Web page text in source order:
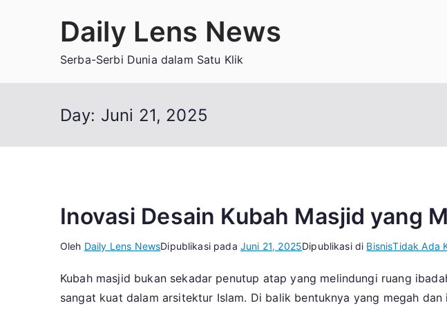
Daily Lens News
Serba-Serbi Dunia dalam Satu Klik
Day: Juni 21, 2025
Inovasi Desain Kubah Masjid yang
Oleh Daily Lens NewsDipublikasi pada Juni 21, 2025Dipublikasi di BisnisTidak Ada
Kubah masjid bukan sekadar penutup atap yang melindungi ruang
sangat kuat dalam arsitektur Islam. Di balik bentuknya yang megah